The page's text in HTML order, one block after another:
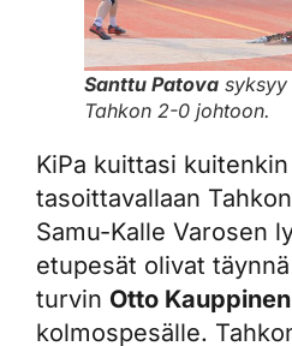
Santtu Patova
Tahkon 2-0 johtoon.
KiPa kuittasi
tasoittavallaan
Samu-Kalle Varosen
etupesät olivat
turvin Otto Kauppinen
kolmospesälle.